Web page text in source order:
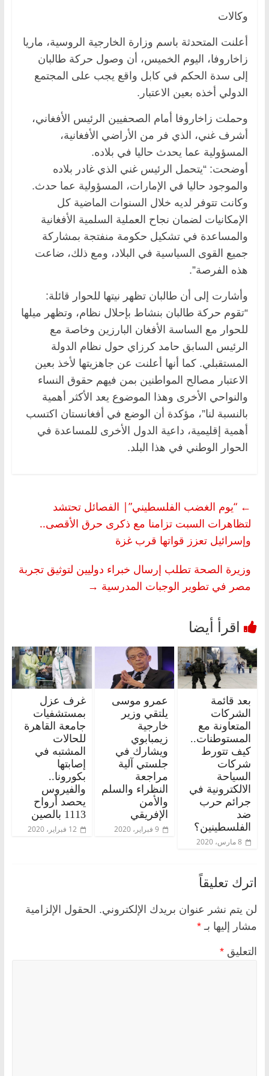
وكالات
أعلنت المتحدثة باسم وزارة الخارجية الروسية، ماريا
زاخاروفا، اليوم الخميس، أن وصول حركة طالبان
إلى سدة الحكم في كابل واقع يجب على المجتمع
الدولي أخذه بعين الاعتبار.
وحملت زاخاروفا أمام الصحفيين الرئيس الأفغاني،
أشرف غني، الذي فر من الأراضي الأفغانية،
المسؤولية عما يحدث حاليا في بلاده.
أوضحت: “يتحمل الرئيس غني الذي غادر بلاده
والموجود حاليا في الإمارات، المسؤولية عما حدث.
وكانت تتوفر لديه خلال السنوات الماضية كل
الإمكانيات لضمان نجاح العملية السلمية الأفغانية
والمساعدة في تشكيل حكومة منفتجة بمشاركة
جميع القوى السياسية في البلاد، ومع ذلك، ضاعت
هذه الفرصة”.
وأشارت إلى أن طالبان تظهر نيتها للحوار قائلة:
“تقوم حركة طالبان بنشاط بإحلال نظام، وتظهر ميلها
للحوار مع الساسة الأفغان البارزين وخاصة مع
الرئيس السابق حامد كرزاي حول نظام الدولة
المستقبلي. كما أنها أعلنت عن جاهزيتها لأخذ بعين
الاعتبار مصالح المواطنين بمن فيهم حقوق النساء
والنواحي الأخرى وهذا الموضوع يعد الأكثر أهمية
بالنسبة لنا”، مؤكدة أن الوضع في أفغانستان اكتسب
أهمية إقليمية، داعية الدول الأخرى للمساعدة في
الحوار الوطني في هذا البلد.
← “يوم الغضب الفلسطيني”| الفصائل تحتشد
لتظاهرات السبت تزامنا مع ذكرى حرق الأقصى..
وإسرائيل تعزز قواتها قرب غزة
وزيرة الصحة تطلب إرسال خبراء دوليين لتوثيق تجربة
مصر في تطوير الوجبات المدرسية →
بعد قائمة
الشركات
المتعاونة مع
المستوطنات..
كيف تتورط
شركات
السياحة
الالكترونية في
جرائم حرب
ضد
الفلسطينين؟
8 مارس، 2020
عمرو موسى
يلتقي وزير
خارجية
زيمبابوي
ويشارك في
جلستي آلية
مراجعة
النظراء والسلم
والأمن
الإفريقي
9 فبراير، 2020
غرف عزل
بمستشفيات
جامعة القاهرة
للحالات
المشتبه في
إصابتها
بكورونا..
والفيروس
يحصد أرواح
1113 بالصين
12 فبراير، 2020
اترك تعليقاً
لن يتم نشر عنوان بريدك الإلكتروني. الحقول الإلزامية
مشار إليها بـ *
التعليق *